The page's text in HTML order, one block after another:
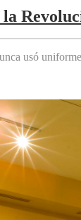
usó